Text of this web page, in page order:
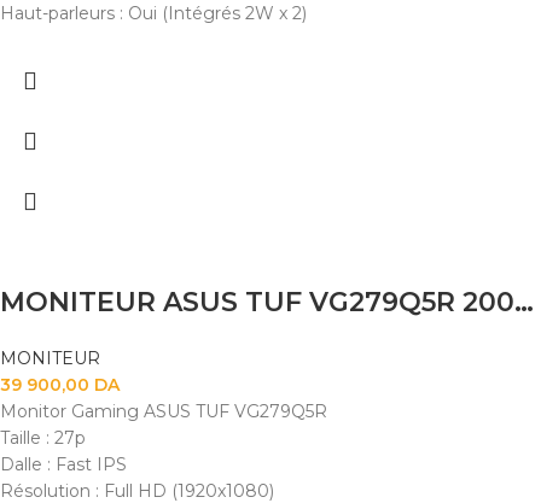
Haut-parleurs : Oui (Intégrés 2W x 2)
MONITEUR ASUS TUF VG279Q5R 200HZ IPS 0.3MS
MONITEUR
39 900,00 DA
Monitor Gaming ASUS TUF VG279Q5R
Taille : 27p
Dalle : Fast IPS
Résolution : Full HD (1920x1080)